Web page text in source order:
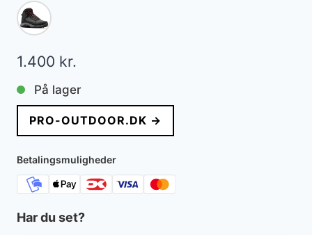
1.400 kr.
På lager
PRO-OUTDOOR.DK →
Betalingsmuligheder
Har du set?